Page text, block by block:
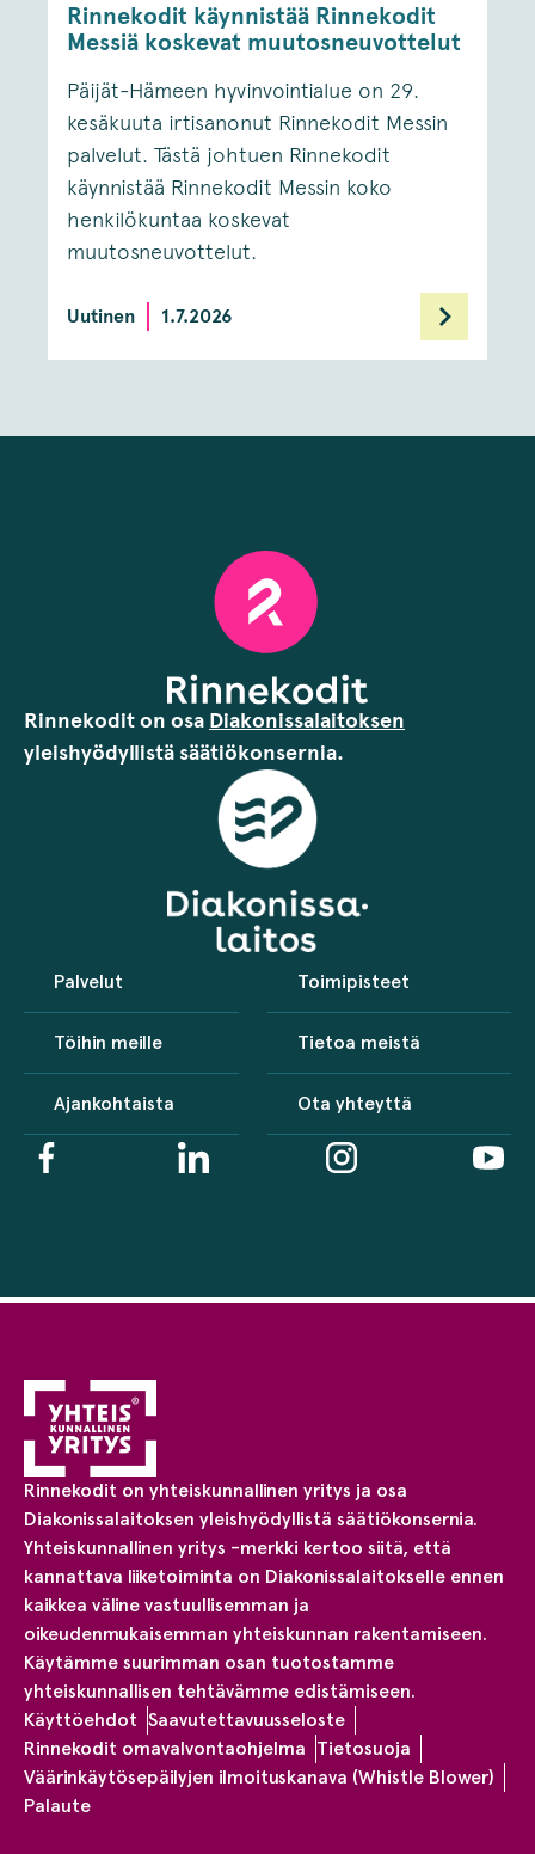
Rinnekodit käynnistää Rinnekodit
Messiä koskevat muutosneuvottelut
Päijät-Hämeen hyvinvointialue on 29.
kesäkuuta irtisanonut Rinnekodit Messin
palvelut. Tästä johtuen Rinnekodit
käynnistää Rinnekodit Messin koko
henkilökuntaa koskevat
muutosneuvottelut.
Uutinen 1.7.2026
Rinnekodit on osa Diakonissalaitoksen
yleishyödyllistä säätiökonsernia.
Palvelut Toimipisteet
Töihin meille Tietoa meistä
Ajankohtaista Ota yhteyttä
Rinnekodit on yhteiskunnallinen yritys ja osa
Diakonissalaitoksen yleishyödyllistä säätiökonsernia.
Yhteiskunnallinen yritys -merkki kertoo siitä, että
kannattava liiketoiminta on Diakonissalaitokselle ennen
kaikkea väline vastuullisemman ja
oikeudenmukaisemman yhteiskunnan rakentamiseen.
Käytämme suurimman osan tuotostamme
yhteiskunnallisen tehtävämme edistämiseen.
Käyttöehdot Saavutettavuusseloste
Rinnekodit omavalvontaohjelma Tietosuoja
Väärinkäytösepäilyjen ilmoituskanava (Whistle Blower)
Palaute